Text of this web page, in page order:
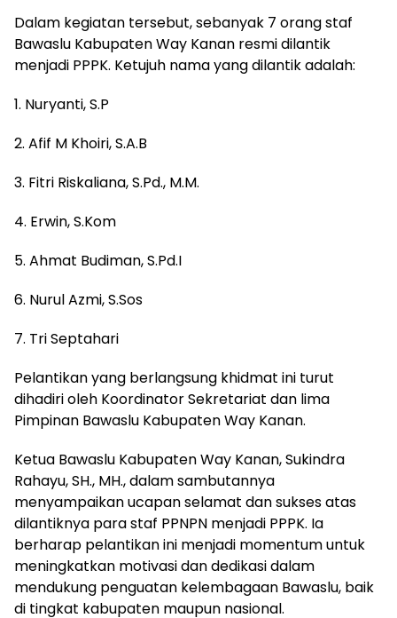
Dalam kegiatan tersebut, sebanyak 7 orang staf
Bawaslu Kabupaten Way Kanan resmi dilantik
menjadi PPPK. Ketujuh nama yang dilantik adalah:
1. Nuryanti, S.P
2. ⁠Afif M Khoiri, S.A.B
3. ⁠Fitri Riskaliana, S.Pd., M.M.
4. ⁠Erwin, S.Kom
5. ⁠Ahmat Budiman, S.Pd.I
6. ⁠Nurul Azmi, S.Sos
7. ⁠Tri Septahari
Pelantikan yang berlangsung khidmat ini turut
dihadiri oleh Koordinator Sekretariat dan lima
Pimpinan Bawaslu Kabupaten Way Kanan.
Ketua Bawaslu Kabupaten Way Kanan, Sukindra
Rahayu, SH., MH., dalam sambutannya
menyampaikan ucapan selamat dan sukses atas
dilantiknya para staf PPNPN menjadi PPPK. Ia
berharap pelantikan ini menjadi momentum untuk
meningkatkan motivasi dan dedikasi dalam
mendukung penguatan kelembagaan Bawaslu, baik
di tingkat kabupaten maupun nasional.